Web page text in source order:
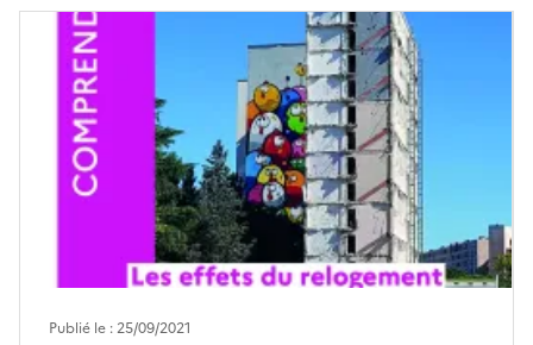
Publié le : 25/09/2021